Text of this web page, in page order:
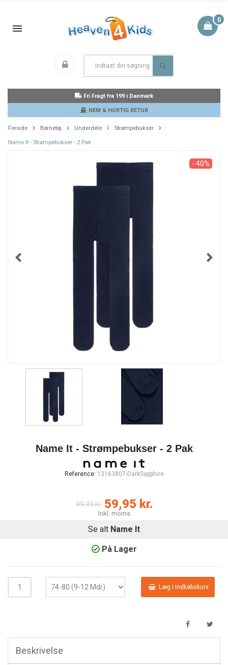
0
Fri Fragt fra 199 i Danmark
NEM & HURTIG RETUR
Forside Børnetøj Underdele Strømpebukser
Name It - Strømpebukser - 2 Pak
- 40%
Name It - Strømpebukser - 2 Pak
Reference: 13163807-DarkSapphire
99,95 kr. 59,95 kr.
Inkl. moms
Se alt Name It
På Lager
Læg i indkøbskurv
Beskrivelse